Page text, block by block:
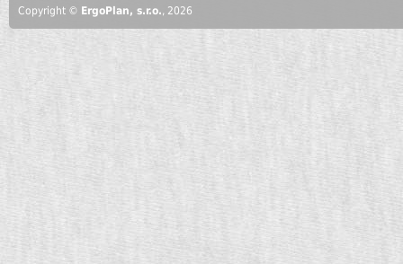
Copyright © ErgoPlan, s.r.o., 2026